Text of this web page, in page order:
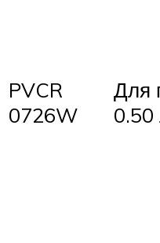
PVCR
0726W
Для
0.50